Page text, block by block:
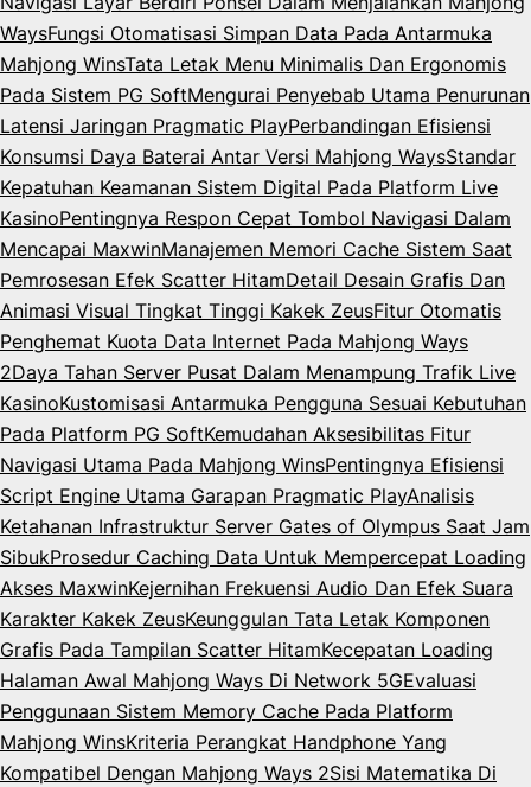
WaysFungsi Otomatisasi Simpan Data Pada Antarmuka
Mahjong WinsTata Letak Menu Minimalis Dan Ergonomis
Pada Sistem PG SoftMengurai Penyebab Utama Penurunan
Latensi Jaringan Pragmatic PlayPerbandingan Efisiensi
Konsumsi Daya Baterai Antar Versi Mahjong WaysStandar
Kepatuhan Keamanan Sistem Digital Pada Platform Live
KasinoPentingnya Respon Cepat Tombol Navigasi Dalam
Mencapai MaxwinManajemen Memori Cache Sistem Saat
Pemrosesan Efek Scatter HitamDetail Desain Grafis Dan
Animasi Visual Tingkat Tinggi Kakek ZeusFitur Otomatis
Penghemat Kuota Data Internet Pada Mahjong Ways
2Daya Tahan Server Pusat Dalam Menampung Trafik Live
KasinoKustomisasi Antarmuka Pengguna Sesuai Kebutuhan
Pada Platform PG SoftKemudahan Aksesibilitas Fitur
Navigasi Utama Pada Mahjong WinsPentingnya Efisiensi
Script Engine Utama Garapan Pragmatic PlayAnalisis
Ketahanan Infrastruktur Server Gates of Olympus Saat Jam
SibukProsedur Caching Data Untuk Mempercepat Loading
Akses MaxwinKejernihan Frekuensi Audio Dan Efek Suara
Karakter Kakek ZeusKeunggulan Tata Letak Komponen
Grafis Pada Tampilan Scatter HitamKecepatan Loading
Halaman Awal Mahjong Ways Di Network 5GEvaluasi
Penggunaan Sistem Memory Cache Pada Platform
Mahjong WinsKriteria Perangkat Handphone Yang
Kompatibel Dengan Mahjong Ways 2Sisi Matematika Di